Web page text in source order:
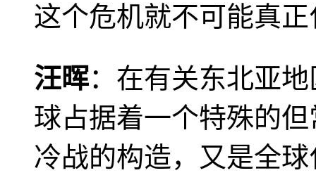
这个危机就不可能真
汪晖：在有关东北亚
球占据着一个特殊的
冷战的构造，又是全